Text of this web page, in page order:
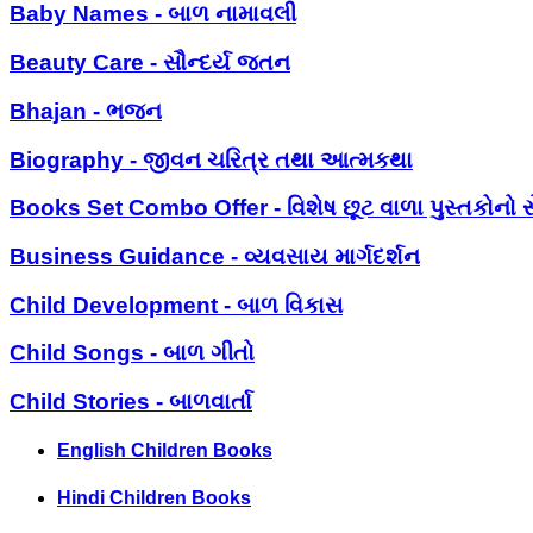
Baby Names - બાળ નામાવલી
Beauty Care - સૌન્દર્ય જતન
Bhajan - ભજન
Biography - જીવન ચરિત્ર તથા આત્મકથા
Books Set Combo Offer - વિશેષ છૂટ વાળા પુસ્તકોનો
Business Guidance - વ્યવસાય માર્ગદર્શન
Child Development - બાળ વિકાસ
Child Songs - બાળ ગીતો
Child Stories - બાળવાર્તા
English Children Books
Hindi Children Books